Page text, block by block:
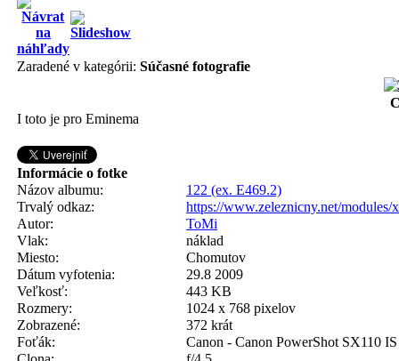
Zaradené v kategórii: Súčasné fotografie
I toto je pro Eminema
Informácie o fotke
Názov albumu:
122 (ex. E469.2)
Trvalý odkaz:
https://www.zeleznicny.net/
Autor:
ToMi
Vlak:
náklad
Miesto:
Chomutov
Dátum vyfotenia:
29.8 2009
Veľkosť:
443 KB
Rozmery:
1024 x 768 pixelov
Zobrazené:
372 krát
Foťák:
Canon - Canon PowerShot SX110 IS